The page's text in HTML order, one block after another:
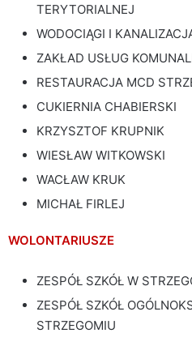
TERYTORIALNEJ
WODOCIĄGI I
ZAKŁAD USŁUG
RESTAURACJA MCD
CUKIERNIA CHABIERSKI
KRZYSZTOF KRUPNIK
WIESŁAW WITKOWSKI
WACŁAW KRUK
MICHAŁ FIRLEJ
WOLONTARIUSZE
ZESPÓŁ SZKÓŁ W
ZESPÓŁ SZKÓŁ
STRZEGOMIU